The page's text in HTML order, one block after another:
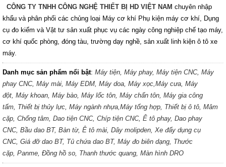
CÔNG TY TNHH CÔNG NGHỆ THIẾT BỊ HD VIỆT NAM chuyên nhập
khẩu và phân phối các chủng loại Máy cơ khí Phụ kiện máy cơ khí, Dụng
cụ đo kiểm và Vật tư sản xuất phục vụ các ngày công nghiệp chế tạo máy,
cơ khí quốc phòng, đóng tàu, trường dạy nghề, sản xuất linh kiện ô tô xe
máy.
Danh mục sản phẩm nổi bật: Máy tiện, Máy phay, Máy tiện CNC, Máy
phay CNC, Máy mài, Máy EDM, Máy doa, Máy xọc,Máy cưa, Máy
đột, Máy khoan, Máy bào, Máy lốc tôn, Máy chấn tôn, Máy gia công
tấm, Thiết bị thủy lực, Máy ngành nhựa,Máy tổng hợp, Thiết bị ô tô, Mâm
cặp, Chống tâm, Dao tiện CNC, Chíp tiện CNC, Ê tô phay, Dao phay
CNC, Bầu dao BT, Bàn từ, Ê tô mài, Dây molipden, Xe đẩy dụng cụ
CNC, Giá đỡ dao BT, Tủ chứa dao BT, Máy đo biên dạng, Thước
cặp, Panme, Đồng hồ so, Thanh thước quang, Màn hình DRO